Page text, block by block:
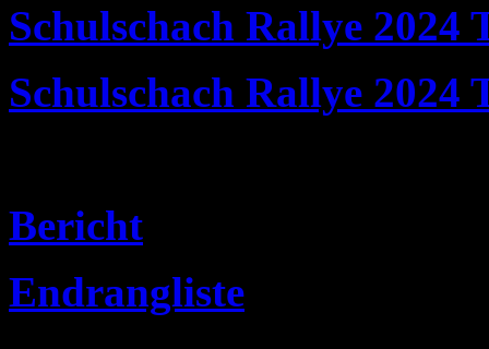
Schulschach Rallye 2024
Schulschach Rallye 2024
Bericht
Endrangliste